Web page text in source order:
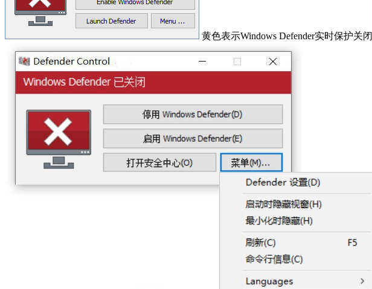
黄色表示Windows Defender实时保护关闭